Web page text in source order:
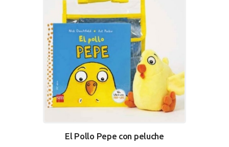
El Pollo Pepe con peluche